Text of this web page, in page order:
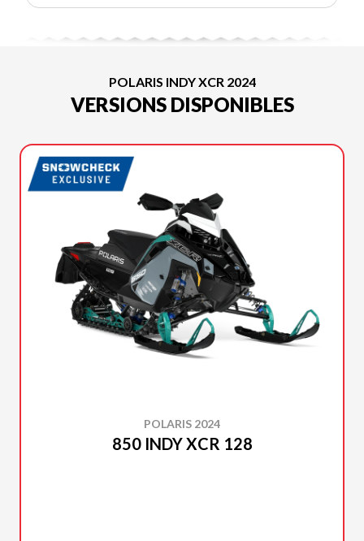
POLARIS INDY XCR 2024
VERSIONS DISPONIBLES
POLARIS 2024
850 INDY XCR 128